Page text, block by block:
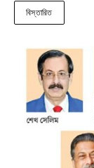
বিস্তারিত